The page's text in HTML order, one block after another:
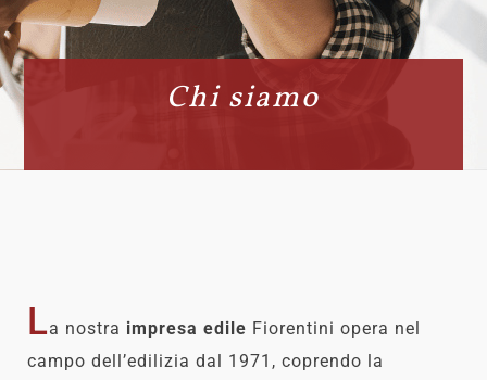
Chi siamo
La nostra impresa edile Fiorentini opera nel
campo dell’edilizia dal 1971, coprendo la